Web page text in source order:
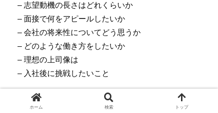
– 志望動機の長さはどれくらいか
– 面接で何をアピールしたいか
– 会社の将来性についてどう思うか
– どのような働き方をしたいか
– 理想の上司像は
– 入社後に挑戦したいこと
型の活用ポイント
ホーム 検索 トップ